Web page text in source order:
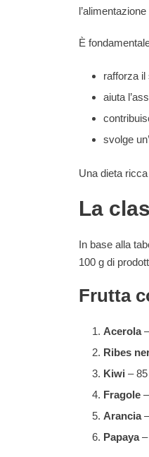
È
rafforza il
aiuta
svolge
Una dieta
La
In base alla
100 g di
Frutta
Acerola–
Ribes
Kiwi –
Fragole
Arancia–
Papaya–